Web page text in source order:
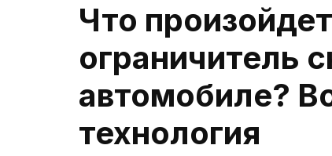
Что
ограничитель
автомобиле?
технология